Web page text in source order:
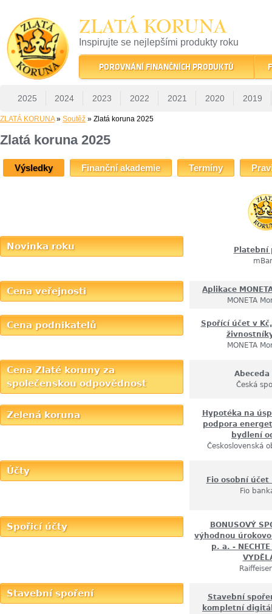
ZLATÁ KORUNA
Inspirujte se nejlepšími produkty roku
22 let tradice a kvality na finančním trhu
POROVNÁNÍ FINANČNÍCH PRODUKTŮ
2025 2024 2023 2022 2021 2020 2019
ZLATÁ KORUNA» Soutěž » Zlatá koruna 2025
Zlatá koruna 2025
Výsledky Finanční akademie Termíny
Novinka roku
Platební
Cena veřejnosti
Aplikace
MONETA
Cena podnikatelů
Spořící účet v
MONETA
Cena Zlaté koruny za
společenskou odpovědnost
Abeceda
Česká
Zelená koruna
Hypotéka na
podpora
bydlení
Československá
Účty
Fio osobní
Fio
Spořicí účty
BONUSOVÝ
výhodnou
p. a. - NECHTE
Stavební spoření
Stavební
kompletní